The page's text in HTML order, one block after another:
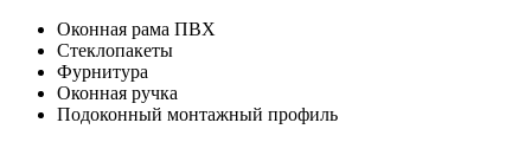
Оконная рама ПВХ
Стеклопакеты
Фурнитура
Оконная ручка
Подоконный монтажный профиль